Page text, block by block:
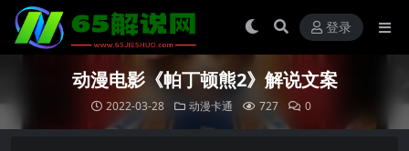
登录
动漫电影《帕丁顿熊2》解说文案
2022-03-28 动漫卡通 727 0